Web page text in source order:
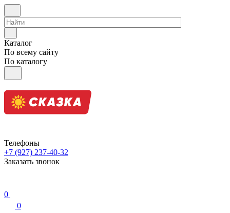
Каталог
По всему сайту
По каталогу
Телефоны
+7 (927) 237-40-32
Заказать звонок
0
0